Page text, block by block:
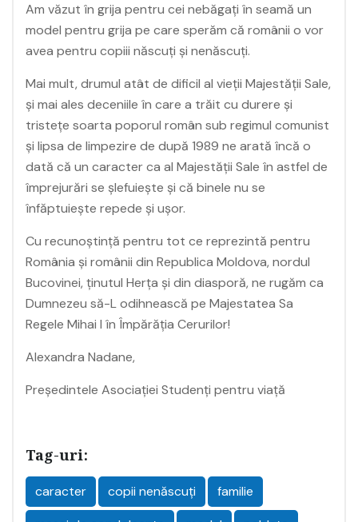
Am văzut în grija pentru cei nebăgați în seamă un
model pentru grija pe care sperăm că românii o vor
avea pentru copiii născuți și nenăscuți.
Mai mult, drumul atât de dificil al vieții Majestății Sale,
și mai ales deceniile în care a trăit cu durere și
tristețe soarta poporul român sub regimul comunist
și lipsa de limpezire de după 1989 ne arată încă o
dată că un caracter ca al Majestății Sale în astfel de
împrejurări se șlefuiește și că binele nu se
înfăptuiește repede și ușor.
Cu recunoștință pentru tot ce reprezintă pentru
România și românii din Republica Moldova, nordul
Bucovinei, ținutul Herța și din diasporă, ne rugăm ca
Dumnezeu să-L odihnească pe Majestatea Sa
Regele Mihai I în Împărăția Cerurilor!
Alexandra Nadane,
Președintele Asociației Studenți pentru viață
Tag-uri:
caracter copii nenăscuți
familie